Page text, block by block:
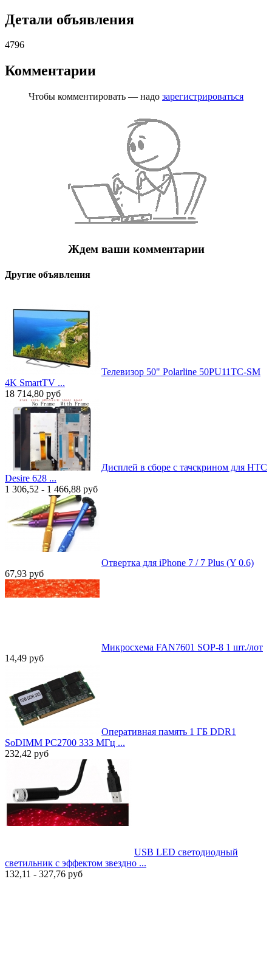
Детали объявления
4796
Комментарии
Чтобы комментировать — надо зарегистрироваться
Ждем ваши комментарии
Другие объявления
Телевизор 50" Polarline 50PU11TC-SM
4K SmartTV ...
18 714,80 руб
Дисплей в сборе с тачскрином для HTC
Desire 628 ...
1 306,52 - 1 466,88 руб
Отвертка для iPhone 7 / 7 Plus (Y 0.6)
67,93 руб
Микросхема FAN7601 SOP-8 1 шт./лот
14,49 руб
Оперативная память 1 ГБ DDR1
SoDIMM PC2700 333 МГц ...
232,42 руб
USB LED светодиодный
светильник с эффектом звездно ...
132,11 - 327,76 руб